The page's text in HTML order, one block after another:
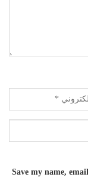
Save my name,